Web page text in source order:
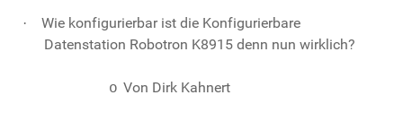
·
Wie konfigurierbar ist die Konfigurierbare
Datenstation Robotron K8915 denn nun wirklich?
o Von Dirk Kahnert